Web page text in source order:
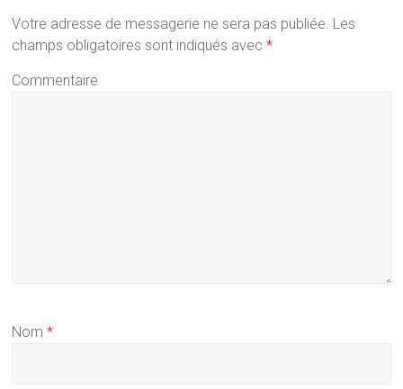
Votre adresse de messagerie ne sera pas publiée. Les
champs obligatoires sont indiqués avec*
Commentaire
Nom*